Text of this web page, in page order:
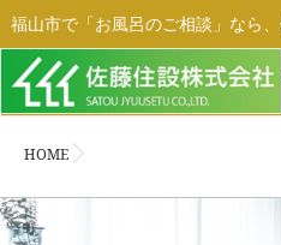
福山市で「お風呂のご相談」なら
ホーム
HOME